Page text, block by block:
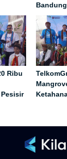
Bandung
Ribu